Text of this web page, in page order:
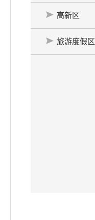
高新区
旅游度假区